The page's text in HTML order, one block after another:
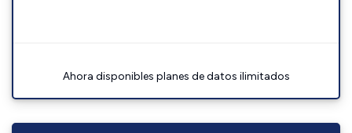
Ahora disponibles planes de datos ilimitados